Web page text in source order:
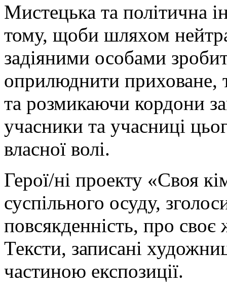
Мистецька та політична
тому, щоби шляхом
задіяними особами
оприлюднити
та розмикаючи кордони
учасники та учасниці
власної волі.
Герої/ні проекту «Своя
суспільного осуду,
повсякденність, про
Тексти, записані
частиною експозиції.